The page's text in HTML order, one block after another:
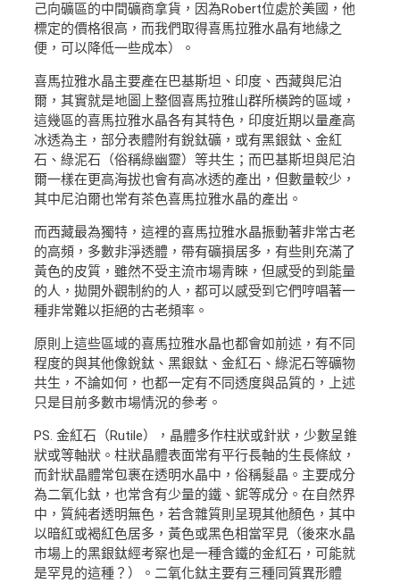
己向礦區的中間礦商拿貨，因為Robert位處於美國，他
標定的價格很高，而我們取得喜馬拉雅水晶有地緣之
便，可以降低一些成本）。
喜馬拉雅水晶主要產在巴基斯坦、印度、西藏與尼泊
爾，其實就是地圖上整個喜馬拉雅山群所橫跨的區域，
這幾區的喜馬拉雅水晶各有其特色，印度近期以量產高
冰透為主，部分表體附有銳鈦礦，或有黑銀鈦、金紅
石、綠泥石（俗稱綠幽靈）等共生；而巴基斯坦與尼泊
爾一樣在更高海拔也會有高冰透的產出，但數量較少，
其中尼泊爾也常有茶色喜馬拉雅水晶的產出。
而西藏最為獨特，這裡的喜馬拉雅水晶振動著非常古老
的高頻，多數非淨透體，帶有礦損居多，有些則充滿了
黃色的皮質，雖然不受主流市場青睞，但感受的到能量
的人，拋開外觀制約的人，都可以感受到它們哼唱著一
種非常難以拒絕的古老頻率。
原則上這些區域的喜馬拉雅水晶也都會如前述，有不同
程度的與其他像銳鈦、黑銀鈦、金紅石、綠泥石等礦物
共生，不論如何，也都一定有不同透度與品質的，上述
只是目前多數市場情況的參考。
PS. 金紅石（Rutile），晶體多作柱狀或針狀，少數呈錐
狀或等軸狀。柱狀晶體表面常有平行長軸的生長條紋，
而針狀晶體常包裹在透明水晶中，俗稱髮晶。主要成分
為二氧化鈦，也常含有少量的鐵、鈮等成分。在自然界
中，質純者透明無色，若含雜質則呈現其他顏色，其中
以暗紅或褐紅色居多，黃色或黑色相當罕見（後來水晶
市場上的黑銀鈦經考察也是一種含鐵的金紅石，可能就
是罕見的這種？）。二氧化鈦主要有三種同質異形體